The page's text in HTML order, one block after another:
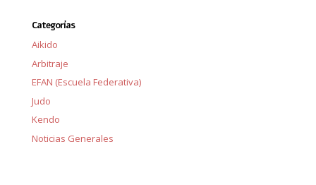
Categorías
Aikido
Arbitraje
EFAN (Escuela Federativa)
Judo
Kendo
Noticias Generales